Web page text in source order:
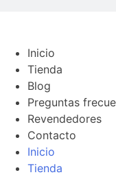
Inicio
Tienda
Blog
Preguntas
Revendedores
Contacto
Inicio
Tienda